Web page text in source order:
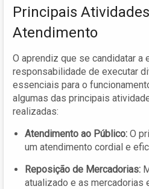
Principais
Atendimento
O aprendiz que se candidatar a
responsabilidade de executar
essenciais para o
algumas das principais
realizadas:
Atendimento ao Público: O
um atendimento cordial e
Reposição de Mercadorias:
atualizado e as mercadorias